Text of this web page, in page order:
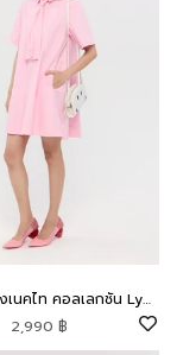
ก
เนคไท คอลเลกชัน Lyn
x SMILEY
ราคาโปรโมชัน
2,990 ฿